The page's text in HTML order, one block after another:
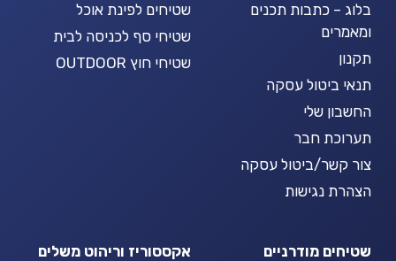
בלוג – כתבות תכנים
ומאמרים
תקנון
תנאי ביטול עסקה
החשבון שלי
תערוכת חבר
צור קשר/ביטול עסקה
הצהרת נגישות
שטיחים לפינת אוכל
שטיחי סף לכניסה לבית
שטיחי חוץ OUTDOOR
שטיחים מודרניים
אקססוריז וריהוט משלים